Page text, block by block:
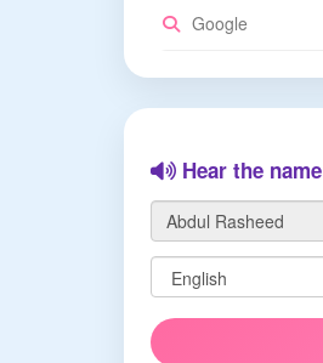
Google
Hear the name